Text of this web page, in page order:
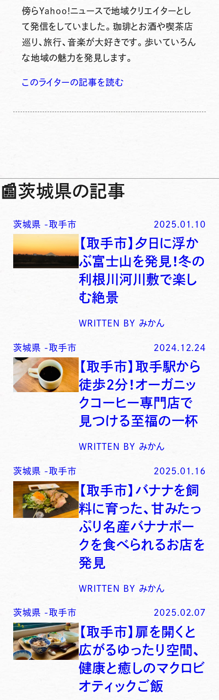
傍らYahoo!ニュースで地域クリエイターとし
て発信をしていました。珈琲とお酒や喫茶店
巡り、旅行、音楽が大好きです。歩いていろん
な地域の魅力を発見します。
このライターの記事を読む
📰茨城県の記事
茨城県 -取手市 2025.01.10
【取手市】夕日に浮か
ぶ富士山を発見！冬の
利根川河川敷で楽し
む絶景
WRITTEN BY みかん
茨城県 -取手市 2024.12.24
【取手市】取手駅から
徒歩2分！オーガニッ
クコーヒー専門店で
見つける至福の一杯
WRITTEN BY みかん
茨城県 -取手市 2025.01.16
【取手市】バナナを飼
料に育った、甘みたっ
ぷり名産バナナポー
クを食べられるお店を
発見
WRITTEN BY みかん
茨城県 -取手市 2025.02.07
【取手市】扉を開くと
広がるゆったり空間、
健康と癒しのマクロビ
オティックご飯